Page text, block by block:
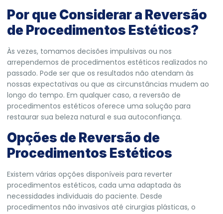
Por que Considerar a Reversão
de Procedimentos Estéticos?
Às vezes, tomamos decisões impulsivas ou nos
arrependemos de procedimentos estéticos realizados no
passado. Pode ser que os resultados não atendam às
nossas expectativas ou que as circunstâncias mudem ao
longo do tempo. Em qualquer caso, a reversão de
procedimentos estéticos oferece uma solução para
restaurar sua beleza natural e sua autoconfiança.
Opções de Reversão de
Procedimentos Estéticos
Existem várias opções disponíveis para reverter
procedimentos estéticos, cada uma adaptada às
necessidades individuais do paciente. Desde
procedimentos não invasivos até cirurgias plásticas, o